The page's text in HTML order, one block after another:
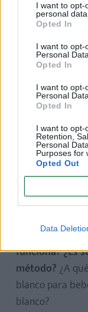
I want to opt-
personal data.
Opted In
I want to opt-
Personal Data.
Opted In
I want to opt-
Personal
Opted In
I want to opt-
Retention,
Personal
Purposes for
Opted Out
Data
Ruido
bebé
A veces, el
calmar,
concreto que
existe un
ayuda a
¿Quieres saber
surgir acerca
funciona? ¿Es
método? ¿A
blanco para
blanco?